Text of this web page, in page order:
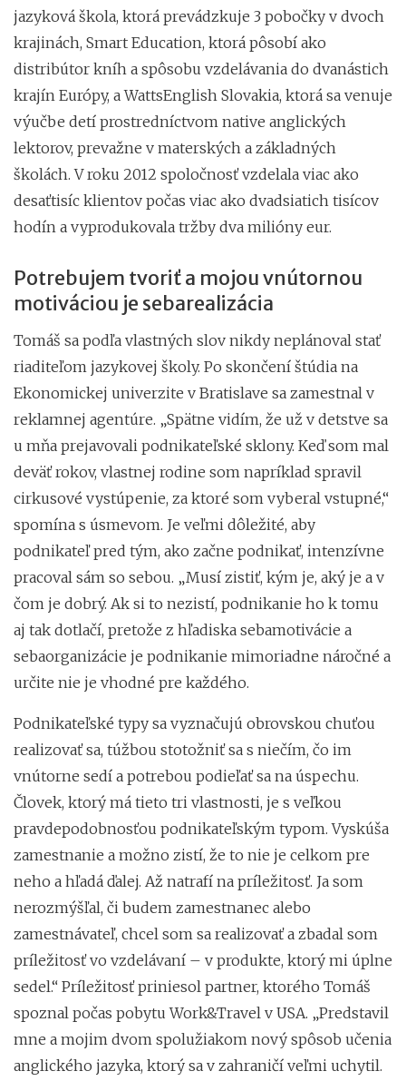
jazyková škola, ktorá prevádzkuje 3 pobočky v dvoch
krajinách, Smart Education, ktorá pôsobí ako
distribútor kníh a spôsobu vzdelávania do dvanástich
krajín Európy, a WattsEnglish Slovakia, ktorá sa venuje
výučbe detí prostredníctvom native anglických
lektorov, prevažne v materských a základných
školách. V roku 2012 spoločnosť vzdelala viac ako
desaťtisíc klientov počas viac ako dvadsiatich tisícov
hodín a vyprodukovala tržby dva milióny eur.
Potrebujem tvoriť a mojou vnútornou
motiváciou je sebarealizácia
Tomáš sa podľa vlastných slov nikdy neplánoval stať
riaditeľom jazykovej školy. Po skončení štúdia na
Ekonomickej univerzite v Bratislave sa zamestnal v
reklamnej agentúre. „Spätne vidím, že už v detstve sa
u mňa prejavovali podnikateľské sklony. Keď som mal
deväť rokov, vlastnej rodine som napríklad spravil
cirkusové vystúpenie, za ktoré som vyberal vstupné,“
spomína s úsmevom. Je veľmi dôležité, aby
podnikateľ pred tým, ako začne podnikať, intenzívne
pracoval sám so sebou. „Musí zistiť, kým je, aký je a v
čom je dobrý. Ak si to nezistí, podnikanie ho k tomu
aj tak dotlačí, pretože z hľadiska sebamotivácie a
sebaorganizácie je podnikanie mimoriadne náročné a
určite nie je vhodné pre každého.
Podnikateľské typy sa vyznačujú obrovskou chuťou
realizovať sa, túžbou stotožniť sa s niečím, čo im
vnútorne sedí a potrebou podieľať sa na úspechu.
Človek, ktorý má tieto tri vlastnosti, je s veľkou
pravdepodobnosťou podnikateľským typom. Vyskúša
zamestnanie a možno zistí, že to nie je celkom pre
neho a hľadá ďalej. Až natrafí na príležitosť. Ja som
nerozmýšľal, či budem zamestnanec alebo
zamestnávateľ, chcel som sa realizovať a zbadal som
príležitosť vo vzdelávaní – v produkte, ktorý mi úplne
sedel.“ Príležitosť priniesol partner, ktorého Tomáš
spoznal počas pobytu Work&Travel v USA. „Predstavil
mne a mojim dvom spolužiakom nový spôsob učenia
anglického jazyka, ktorý sa v zahraničí veľmi uchytil.